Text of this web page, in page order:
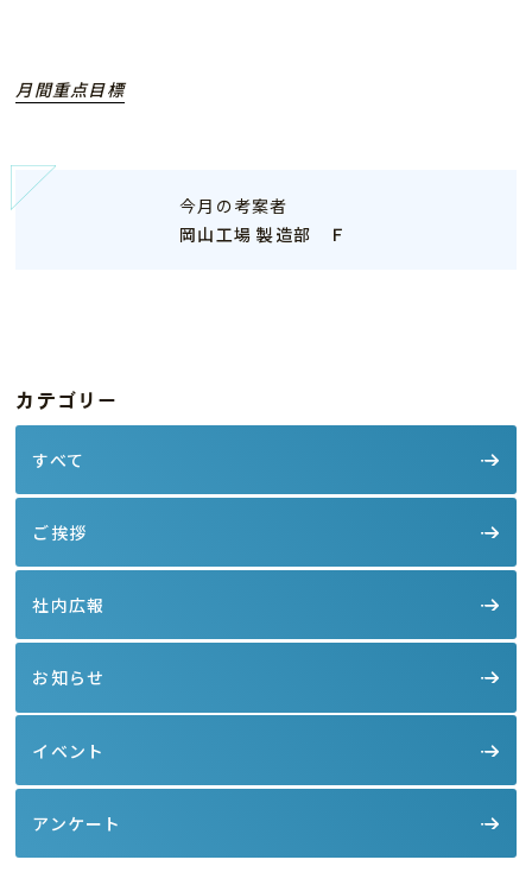
月間重点目標
今月の考案者
岡山工場 製造部 Ｆ
カテゴリー
すべて
ご挨拶
社内広報
お知らせ
イベント
アンケート